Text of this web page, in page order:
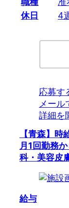
休日
4
応募す
メール
詳細を
【青森】
月1回勤務
科・美容皮
給与